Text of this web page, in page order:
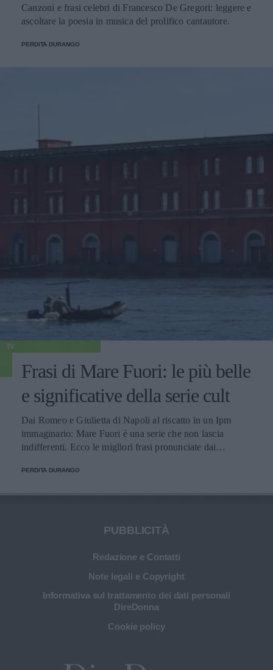
Canzoni e frasi celebri di Francesco De Gregori: leggere e
ascoltare la poesia in musica del prolifico cantautore.
PERDITA DURANGO
TV
Frasi di Mare Fuori: le più belle
e significative della serie cult
Dai Romeo e Giulietta di Napoli al riscatto in un Ipm
immaginario: Mare Fuori è una serie che non lascia
indifferenti. Ecco le migliori frasi pronunciate dai
PERDITA DURANGO
PUBBLICITÀ
Redazione e Contatti
Note legali e Copyright
Informativa sul trattamento dei dati personali
DireDonna
Cookie policy